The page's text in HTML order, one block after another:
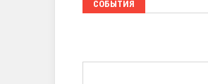
СОБЫТИЯ